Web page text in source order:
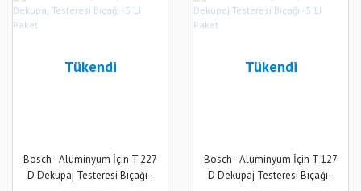
Tükendi
Bosch - Aluminyum İçin T 227
D Dekupaj Testeresi Bıçağı -
Tükendi
Bosch - Aluminyum İçin T 127
D Dekupaj Testeresi Bıçağı -